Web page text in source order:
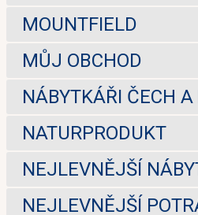
MOUNTFIELD
MŮJ OBCHOD
NÁBYTKÁŘI ČECH
NATURPRODUKT
NEJLEVNĚJŠÍ
NEJLEVNĚJŠÍ